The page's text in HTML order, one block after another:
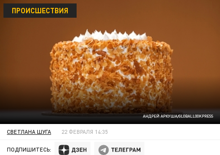
АНДРЕЙ АРКУША/GLOBALLOOKPRESS
ПРОИСШЕСТВИЯ
СВЕТЛАНА ШУГА 22 ФЕВРАЛЯ 14:35
ПОДПИШИТЕСЬ: